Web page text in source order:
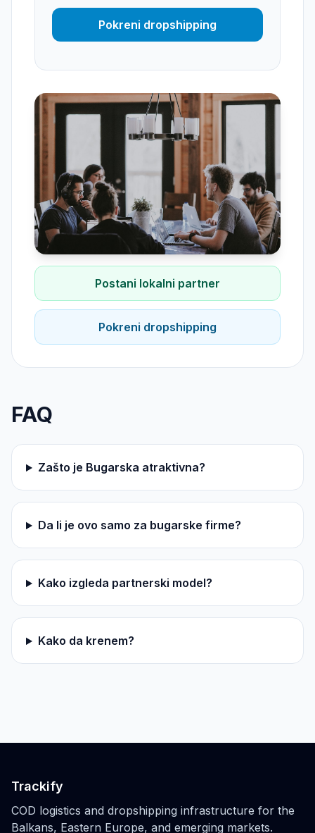
Pokreni dropshipping
Postani lokalni partner
Pokreni dropshipping
FAQ
Zašto je Bugarska atraktivna?
Da li je ovo samo za bugarske firme?
Kako izgleda partnerski model?
Kako da krenem?
Trackify
COD logistics and dropshipping infrastructure for the
Balkans, Eastern Europe, and emerging markets.